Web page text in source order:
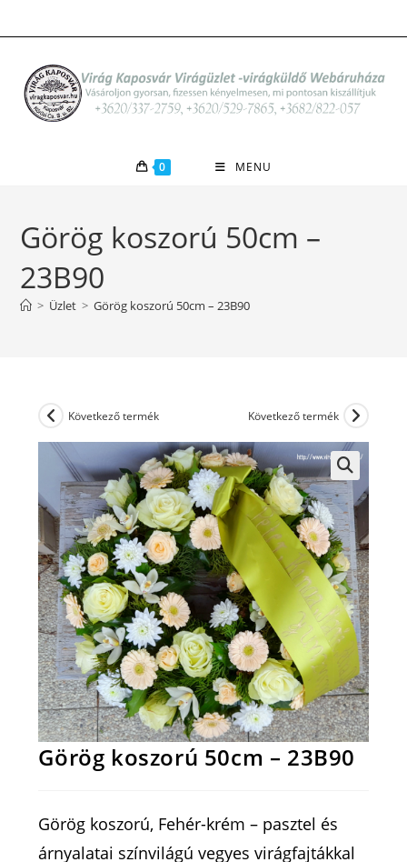
to
0 MENU
Görög koszorú 50cm –
23B90
> Üzlet > Görög koszorú 50cm – 23B90
Következő termék Következő termék
Görög koszorú 50cm – 23B90
Görög koszorú, Fehér-krém – pasztel és
árnyalatai színvilágú vegyes virágfajtákkal